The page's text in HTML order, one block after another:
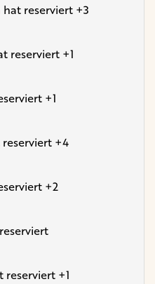
hat reserviert +3
reserviert +1
+1
+4
+2
reserviert +1